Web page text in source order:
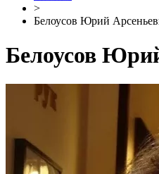
>
Белоусов Юрий
Белоусов